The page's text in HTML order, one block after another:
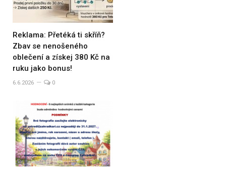
Reklama: Přetéká ti skříň?
Zbav se nenošeného
oblečení a získej 380 Kč na
ruku jako bonus!
6.6.2026 0